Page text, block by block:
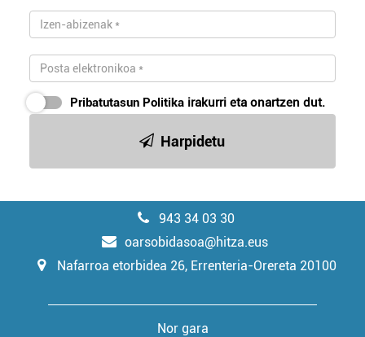
Pribatutasun Politika irakurri eta onartzen dut.
Harpidetu
943 34 03 30
oarsobidasoa@hitza.eus
Nafarroa etorbidea 26, Errenteria-Orereta 20100
Nor gara